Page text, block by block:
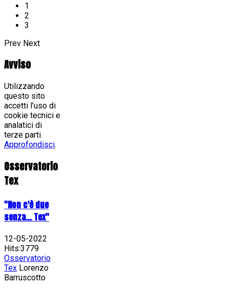
1
2
3
Prev Next
Avviso
Utilizzando
questo sito
accetti l’uso di
cookie tecnici e
analatici di
terze parti.
Approfondisci.
Osservatorio
Tex
"Non c'è due
senza... Tex"
12-05-2022
Hits:3779
Osservatorio
Tex Lorenzo
Barruscotto